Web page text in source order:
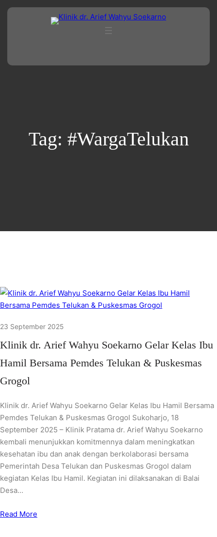
Lewati
Tag: #WargaTelukan
23 September 2025
Klinik dr. Arief Wahyu Soekarno Gelar Kelas Ibu
Hamil Bersama Pemdes Telukan & Puskesmas
Grogol
Klinik dr. Arief Wahyu Soekarno Gelar Kelas Ibu Hamil Bersama
Pemdes Telukan & Puskesmas Grogol Sukoharjo, 18
September 2025 – Klinik Pratama dr. Arief Wahyu Soekarno
kembali menunjukkan komitmennya dalam meningkatkan
kesehatan ibu dan anak dengan berkolaborasi bersama
Pemerintah Desa Telukan dan Puskesmas Grogol dalam
kegiatan Kelas Ibu Hamil. Kegiatan ini dilaksanakan di Balai
Desa…
Read More